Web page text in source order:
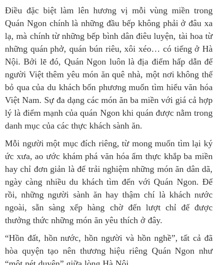
Điều đặc biệt làm lên hương vị mỗi vùng miền trong
Quán Ngon chính là những đầu bếp không phải ở đâu xa
lạ, mà chính từ những bếp bình dân điêu luyện, tài hoa từ
những quán phở, quán bún riêu, xôi xéo… có tiếng ở Hà
Nội. Bởi lẽ đó, Quán Ngon luôn là địa điểm hấp dẫn để
người Việt thêm yêu món ăn quê nhà, một nơi không thể
bỏ qua của du khách bốn phương muốn tìm hiểu văn hóa
Việt Nam. Sự đa dạng các món ăn ba miền với giá cả hợp
lý là điểm mạnh của quán Ngon khi quán được nằm trong
danh mục của các thực khách sành ăn.
Mỗi người một mục đích riêng, từ mong muốn tìm lại ký
ức xưa, ao ước khám phá văn hóa ẩm thực khắp ba miền
hay chỉ đơn giản là để trải nghiệm những món ăn dân dã,
ngày càng nhiều du khách tìm đến với Quán Ngon. Để
rồi, những người sành ăn hay thậm chí là khách nước
ngoài, sẵn sàng xếp hàng chờ đến lượt chỉ để được
thưởng thức những món ăn yêu thích ở đây.
“Hồn đất, hồn nước, hồn người và hồn nghề”, tất cả đã
hòa quyện tạo nên thương hiệu riêng Quán Ngon như